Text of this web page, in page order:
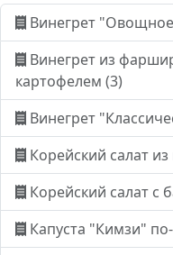
Винегрет
Винегрет из
картофелем (3)
Винегрет
Корейский салат
Корейский салат с
Капуста "Кимзи"